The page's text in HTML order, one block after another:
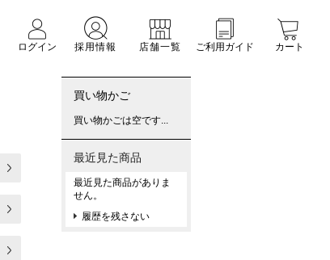
ログイン
採用情報 店舗一覧 ご利用ガイド カート
買い物かご
買い物かごは空です...
最近見た商品
最近見た商品がありま
せん。
履歴を残さない